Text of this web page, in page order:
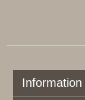
Information